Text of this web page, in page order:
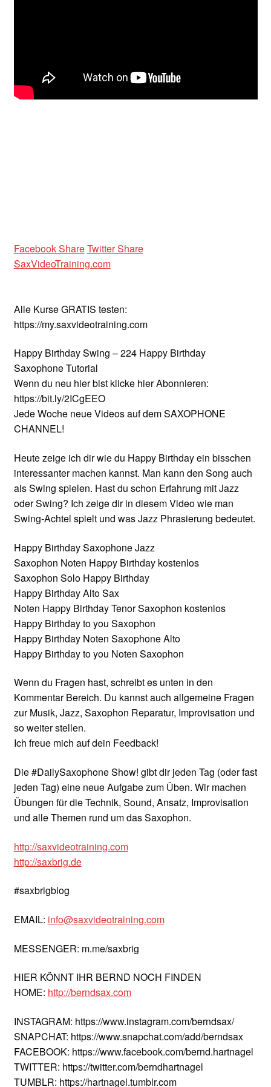
NEWS BLOG
Facebook ShareTwitter Share
SaxVideoTraining.com
Alle Kurse GRATIS testen:
https://my.saxvideotraining.com
Happy Birthday Swing – 224 Happy Birthday
Saxophone Tutorial
Wenn du neu hier bist klicke hier Abonnieren:
https://bit.ly/2ICgEEO
Jede Woche neue Videos auf dem SAXOPHONE
CHANNEL!
Heute zeige ich dir wie du Happy Birthday ein bisschen
interessanter machen kannst. Man kann den Song auch
als Swing spielen. Hast du schon Erfahrung mit Jazz
oder Swing? Ich zeige dir in diesem Video wie man
Swing-Achtel spielt und was Jazz Phrasierung bedeutet.
Happy Birthday Saxophone Jazz
Saxophon Noten Happy Birthday kostenlos
Saxophon Solo Happy Birthday
Happy Birthday Alto Sax
Noten Happy Birthday Tenor Saxophon kostenlos
Happy Birthday to you Saxophon
Happy Birthday Noten Saxophone Alto
Happy Birthday to you Noten Saxophon
Wenn du Fragen hast, schreibt es unten in den
Kommentar Bereich. Du kannst auch allgemeine Fragen
zur Musik, Jazz, Saxophon Reparatur, Improvisation und
so weiter stellen.
Ich freue mich auf dein Feedback!
Die #DailySaxophone Show! gibt dir jeden Tag (oder fast
jeden Tag) eine neue Aufgabe zum Üben. Wir machen
Übungen für die Technik, Sound, Ansatz, Improvisation
und alle Themen rund um das Saxophon.
http://saxvideotraining.com
http://saxbrig.de
#saxbrigblog
EMAIL: info@saxvideotraining.com
MESSENGER: m.me/saxbrig
HIER KÖNNT IHR BERND NOCH FINDEN
HOME: http://berndsax.com
INSTAGRAM: https://www.instagram.com/berndsax/
SNAPCHAT: https://www.snapchat.com/add/berndsax
FACEBOOK: https://www.facebook.com/bernd.hartnagel
TWITTER: https://twitter.com/berndhartnagel
TUMBLR: https://hartnagel.tumblr.com